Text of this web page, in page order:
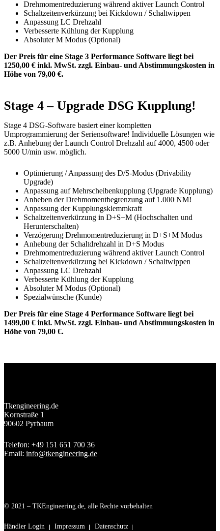
Drehmomentreduzierung während aktiver Launch Control
Schaltzeitenverkürzung bei Kickdown / Schaltwippen
Anpassung LC Drehzahl
Verbesserte Kühlung der Kupplung
Absoluter M Modus (Optional)
Der Preis für eine Stage 3 Performance Software liegt bei
1250,00 € inkl. MwSt. zzgl. Einbau- und Abstimmungskosten in
Höhe von 79,00 €.
Stage 4 – Upgrade DSG Kupplung!
Stage 4 DSG-Software basiert einer kompletten
Umprogrammierung der Seriensoftware! Individuelle Lösungen wie
z.B. Anhebung der Launch Control Drehzahl auf 4000, 4500 oder
5000 U/min usw. möglich.
Optimierung / Anpassung des D/S-Modus (Drivability
Upgrade)
Anpassung auf Mehrscheibenkupplung (Upgrade Kupplung)
Anheben der Drehmomentbegrenzung auf 1.000 NM!
Anpassung der Kupplungsklemmkraft
Schaltzeitenverkürzung in D+S+M (Hochschalten und
Herunterschalten)
Verzögerung Drehmomentreduzierung in D+S+M Modus
Anhebung der Schaltdrehzahl in D+S Modus
Drehmomentreduzierung während aktiver Launch Control
Schaltzeitenverkürzung bei Kickdown / Schaltwippen
Anpassung LC Drehzahl
Verbesserte Kühlung der Kupplung
Absoluter M Modus (Optional)
Spezialwünsche (Kunde)
Der Preis für eine Stage 4 Performance Software liegt bei
1499,00 € inkl. MwSt. zzgl. Einbau- und Abstimmungskosten in
Höhe von 79,00 €.
Tkengineering.de
Kornstraße 1
90602 Pyrbaum
Telefon: +49 151 651 700 36
Email: info@tkengineering.de
© 2021 – TKEngineering.de, alle Rechte vorbehalten
Händler Login Impressum
Datenschutz